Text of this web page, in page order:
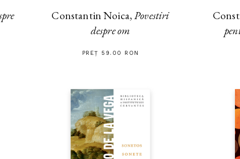
Constantin Noica,Povestiri
despre om
PREȚ 59.00 RON